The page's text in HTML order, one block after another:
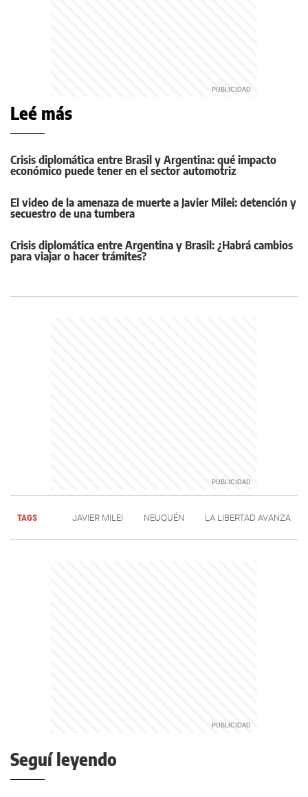
Leé más
Crisis diplomática entre Brasil y Argentina: qué impacto
económico puede tener en el sector automotriz
El video de la amenaza de muerte a Javier Milei: detención y
secuestro de una tumbera
Crisis diplomática entre Argentina y Brasil: ¿Habrá cambios
para viajar o hacer trámites?
TAGS JAVIER MILEI NEUQUÉN LA LIBERTAD AVANZA
Seguí leyendo